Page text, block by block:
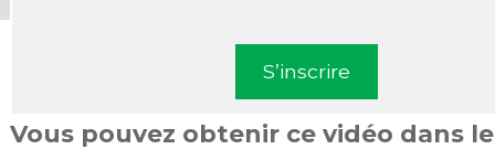
S’inscrire
Vous pouvez obtenir ce vidéo dans le